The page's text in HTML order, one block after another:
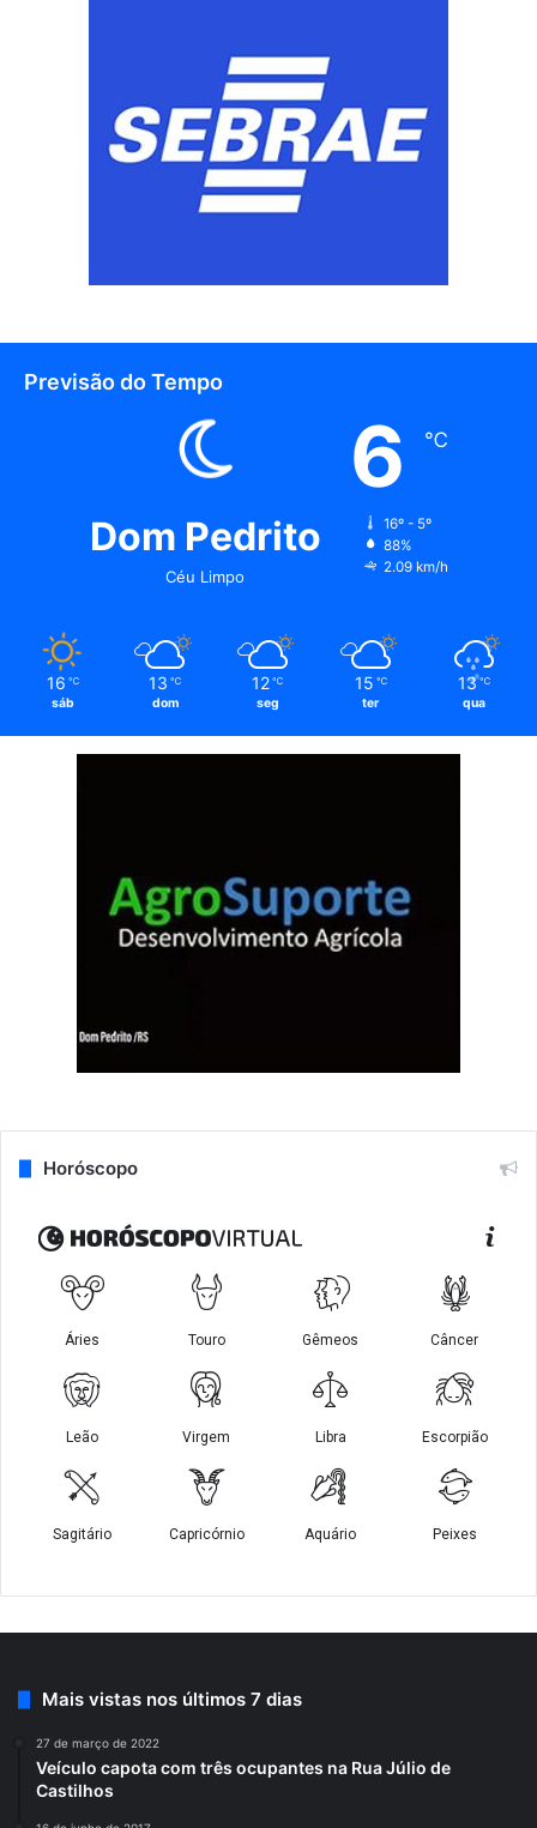
Previsão do Tempo
Dom Pedrito
Céu Limpo
6 ℃
16º - 5º
88%
2.09 km/h
16 ℃
sáb
13 ℃
dom
12 ℃
seg
15 ℃
ter
13 ℃
qua
Horóscopo
Mais vistas nos últimos 7 dias
27 de março de 2022
Veículo capota com três ocupantes na Rua Júlio de
Castilhos